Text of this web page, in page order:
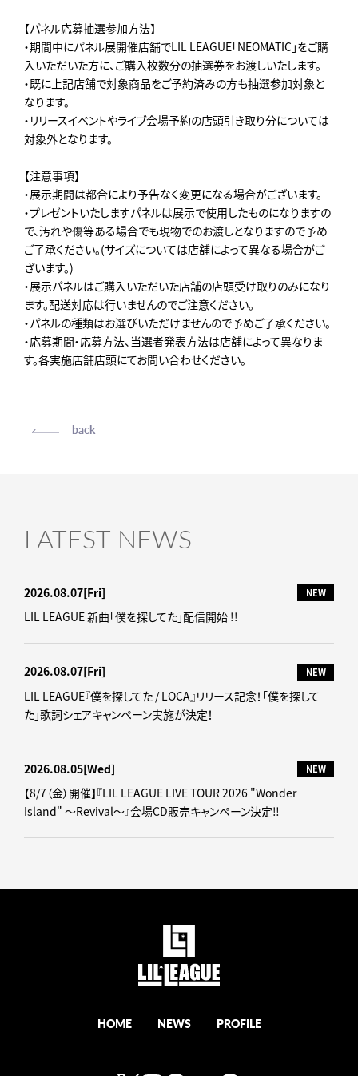
【パネル応募抽選参加方法】
・期間中にパネル展開催店舗でLIL LEAGUE「NEOMATIC」をご購
入いただいた方に、ご購入枚数分の抽選券をお渡しいたします。
・既に上記店舗で対象商品をご予約済みの方も抽選参加対象と
なります。
・リリースイベントやライブ会場予約の店頭引き取り分については
対象外となります。
【注意事項】
・展示期間は都合により予告なく変更になる場合がございます。
・プレゼントいたしますパネルは展示で使用したものになりますの
で、汚れや傷等ある場合でも現物でのお渡しとなりますので予め
ご了承ください。(サイズについては店舗によって異なる場合がご
ざいます。)
・展示パネルはご購入いただいた店舗の店頭受け取りのみになり
ます。配送対応は行いませんのでご注意ください。
・パネルの種類はお選びいただけませんので予めご了承ください。
・応募期間・応募方法、当選者発表方法は店舗によって異なりま
す。各実施店舗店頭にてお問い合わせください。
back
LATEST NEWS
2026.08.07[Fri] NEW
LIL LEAGUE 新曲「僕を探してた」配信開始 !!
2026.08.07[Fri] NEW
LIL LEAGUE『僕を探してた / LOCA』リリース記念！「僕を探して
た」歌詞シェアキャンペーン実施が決定！
2026.08.05[Wed] NEW
【8/7（金）開催】『LIL LEAGUE LIVE TOUR 2026 "Wonder
Island" ～Revival～』会場CD販売キャンペーン決定‼
HOME NEWS PROFILE